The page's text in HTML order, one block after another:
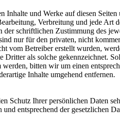
Inhalte und Werke auf diesen Seiten
Verbreitung und jede Art
der schriftlichen Zustimmung des
nur für den privaten, nicht
vom Betreiber erstellt wurden,
Dritter als solche gekennzeichnet.
werden, bitten wir um einen
Inhalte umgehend entfernen.
Schutz Ihrer persönlichen Daten
entsprechend der gesetzlichen